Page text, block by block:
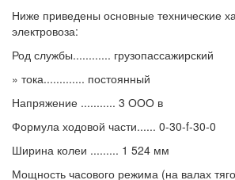
Ниже приведены основные технические
электровоза:
Род службы............ грузопассажирский
» тока............. постоянный
Напряжение ........... 3 ООО в
Формула ходовой части...... 0-30-f-30-0
Ширина колеи ......... 1 524 мм
Мощность часового режима (на валах